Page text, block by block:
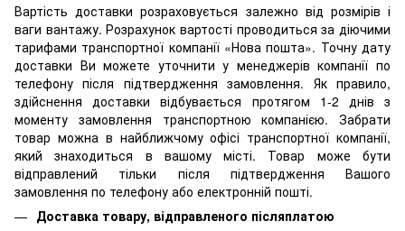
Вартість доставки розраховується залежно від розмірів і
ваги вантажу. Розрахунок вартості проводиться за діючими
тарифами транспортної компанії «Нова пошта». Точну дату
доставки Ви можете уточнити у менеджерів компанії по
телефону після підтвердження замовлення. Як правило,
здійснення доставки відбувається протягом 1-2 днів з
моменту замовлення транспортною компанією. Забрати
товар можна в найближчому офісі транспортної компанії,
який знаходиться в вашому місті. Товар може бути
відправлений тільки після підтвердження Вашого
замовлення по телефону або електронній пошті.
Доставка товару, відправленого післяплатою